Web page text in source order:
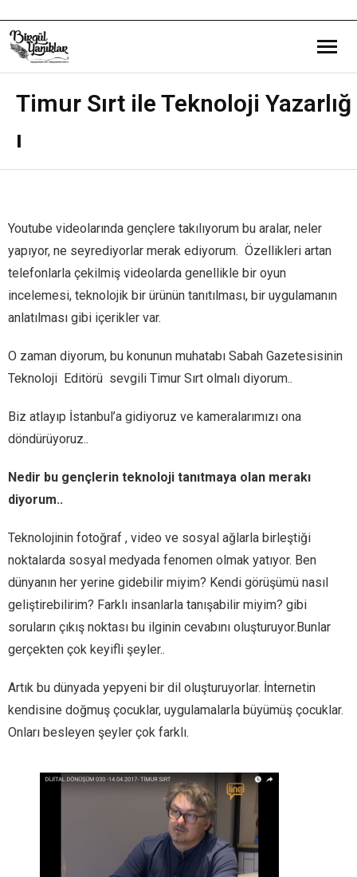
Bana Dair
Gezi ve Kültür Yazılarım
Destek Olduğum Projeler
Yürüttüğüm Projeler
Timur Sırt ile Teknoloji Yazarlığ
ı
Youtube videolarında gençlere takılıyorum bu aralar, neler
yapıyor, ne seyrediyorlar merak ediyorum. Özellikleri artan
telefonlarla çekilmiş videolarda genellikle bir oyun
incelemesi, teknolojik bir ürünün tanıtılması, bir uygulamanın
anlatılması gibi içerikler var.
O zaman diyorum, bu konunun muhatabı Sabah Gazetesisinin
Teknoloji Editörü sevgili Timur Sırt olmalı diyorum..
Biz atlayıp İstanbul’a gidiyoruz ve kameralarımızı ona
döndürüyoruz..
Nedir bu gençlerin teknoloji tanıtmaya olan merakı
diyorum..
Teknolojinin fotoğraf , video ve sosyal ağlarla birleştiği
noktalarda sosyal medyada fenomen olmak yatıyor. Ben
dünyanın her yerine gidebilir miyim? Kendi görüşümü nasıl
geliştirebilirim? Farklı insanlarla tanışabilir miyim? gibi
soruların çıkış noktası bu ilginin cevabını oluşturuyor.Bunlar
gerçekten çok keyifli şeyler..
Artık bu dünyada yepyeni bir dil oluşturuyorlar. İnternetin
kendisine doğmuş çocuklar, uygulamalarla büyümüş çocuklar.
Onları besleyen şeyler çok farklı.